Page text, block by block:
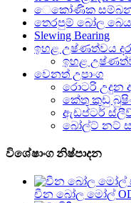
ෙකෝණික
තෙරපුම් බෝල
Slewing Bearing
ඉහළ උෂ්ණත්වය
ඉහළ
වෙනත් උපාංග
රොටරි උදුන
කේතු කුඩු බුෂිං
ඇඩප්ටර්
බෝල්ට් නට්
විශේෂාංග නිෂ්පාදන
චීන බෝල මෝල්